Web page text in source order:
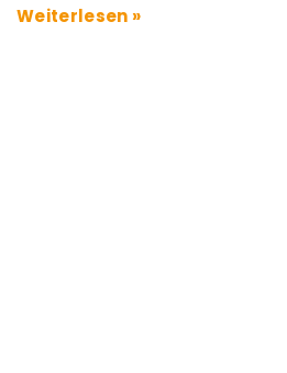
Weiterlesen »